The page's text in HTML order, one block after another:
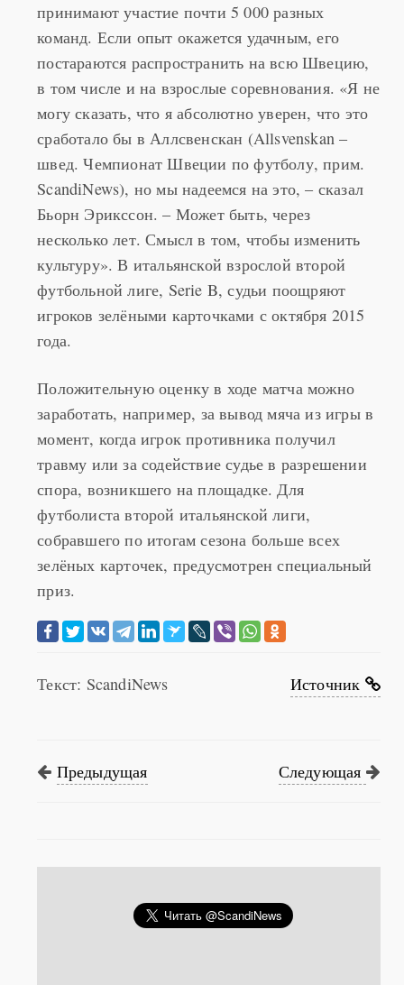
принимают участие почти 5 000 разных
команд. Если опыт окажется удачным, его
постараются распространить на всю Швецию,
в том числе и на взрослые соревнования. «Я не
могу сказать, что я абсолютно уверен, что это
сработало бы в Аллсвенскан (Allsvenskan –
швед. Чемпионат Швеции по футболу, прим.
ScandiNews), но мы надеемся на это, – сказал
Бьорн Эрикссон. – Может быть, через
несколько лет. Смысл в том, чтобы изменить
культуру». В итальянской взрослой второй
футбольной лиге, Serie B, судьи поощряют
игроков зелёными карточками с октября 2015
года.
Положительную оценку в ходе матча можно
заработать, например, за вывод мяча из игры в
момент, когда игрок противника получил
травму или за содействие судье в разрешении
спора, возникшего на площадке. Для
футболиста второй итальянской лиги,
собравшего по итогам сезона больше всех
зелёных карточек, предусмотрен специальный
приз.
Текст: ScandiNews Источник
Предыдущая Следующая